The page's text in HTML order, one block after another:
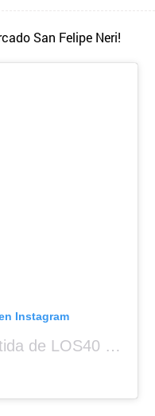
San Felipe Neri!
Instagram
Una publicación compartida de LOS40 Panamá 🇵🇦 🎙️🎶 (@los40panama)